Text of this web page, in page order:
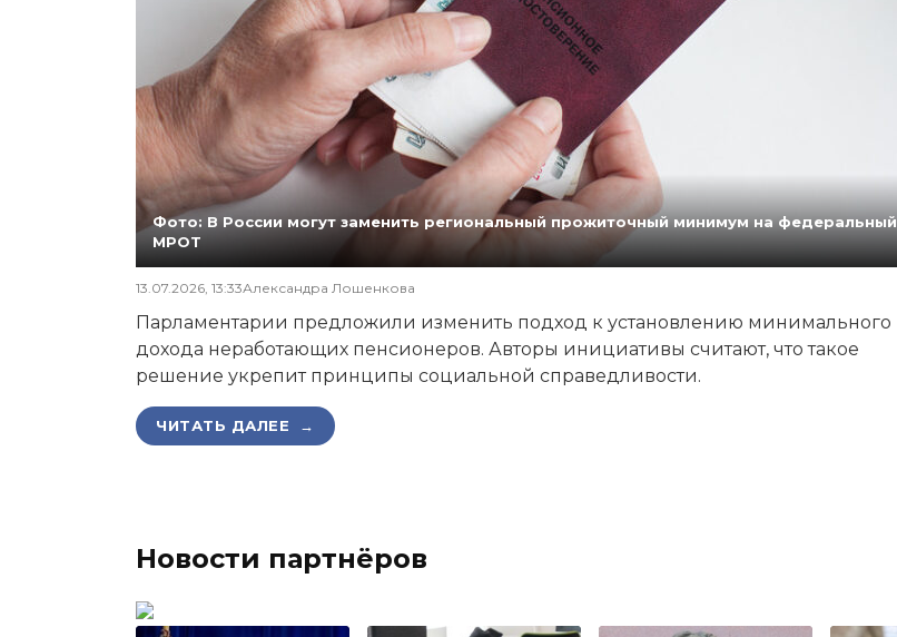
Фото: В России могут заменить региональный прожиточный минимум на федеральный
МРОТ
13.07.2026, 13:33Александра Лошенкова
Парламентарии предложили изменить подход к установлению минимального
дохода неработающих пенсионеров. Авторы инициативы считают, что такое
решение укрепит принципы социальной справедливости.
ЧИТАТЬ ДАЛЕЕ →
Новости партнёров